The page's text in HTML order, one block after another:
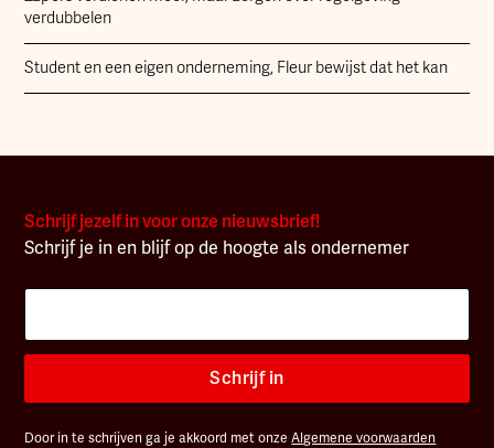
verdubbelen
Student en een eigen onderneming, Fleur bewijst dat het kan
Schrijf jezelf in voor onze nieuwsbrief!
Schrijf je in en blijf op de hoogte als ondernemer
Schrijf in
Door in te schrijven ga je akkoord met onzeAlgemene voorwaarden